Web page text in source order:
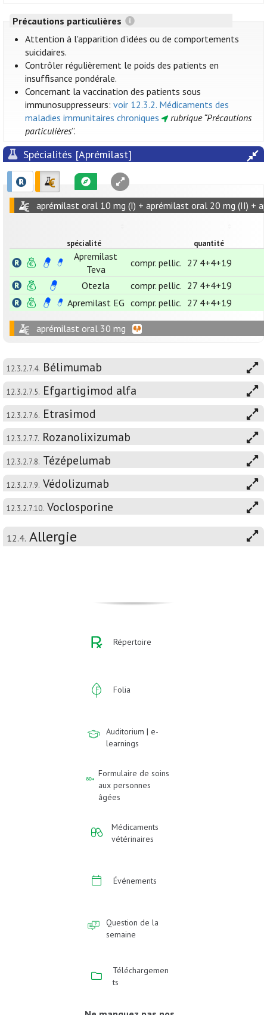
Précautions particulières
Attention à l'apparition d’idées ou de comportements
suicidaires.
Contrôler régulièrement le poids des patients en
insuffisance pondérale.
Concernant la vaccination des patients sous
immunosuppresseurs:voir 12.3.2. Médicaments des
maladies immunitaires chroniques
rubrique “Précautions
particulières”.
Spécialités [Aprémilast]
aprémilast oral 10 mg (I) + aprémilast oral 20 mg (II) +
spécialité quantité
Apremilast
Teva
compr. pellic. 27 4+4+19
Otezla
compr. pellic. 27 4+4+19
Apremilast EG compr. pellic. 27 4+4+19
aprémilast oral 30 mg
12.3.2.7.4. Bélimumab
12.3.2.7.5. Efgartigimod alfa
12.3.2.7.6. Etrasimod
12.3.2.7.7. Rozanolixizumab
12.3.2.7.8. Tézépelumab
12.3.2.7.9. Védolizumab
12.3.2.7.10. Voclosporine
12.4. Allergie
Répertoire
Folia
Auditorium | e-
learnings
Formulaire de soins
aux personnes
âgées
Médicaments
vétérinaires
Événements
Question de la
semaine
Téléchargemen
ts